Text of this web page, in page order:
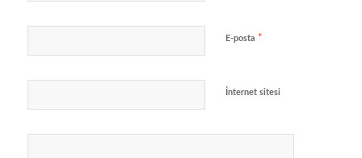
E-posta *
İnternet sitesi